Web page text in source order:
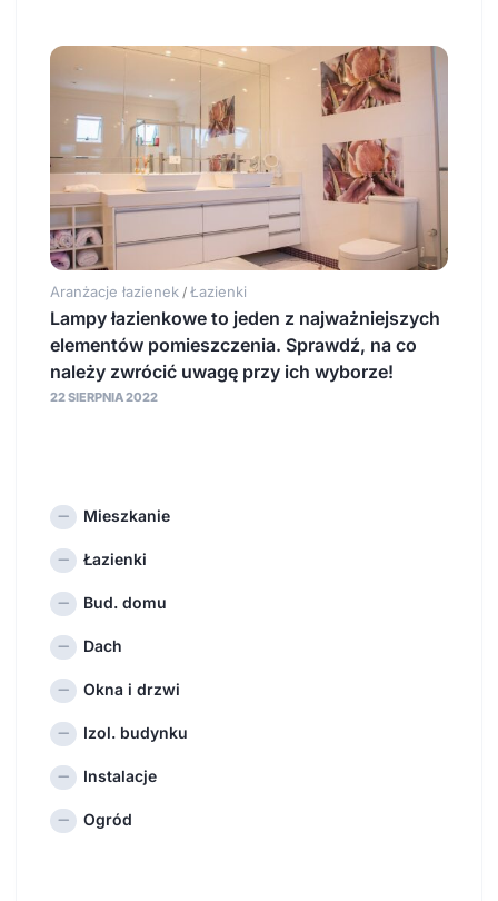
Aranżacje łazienek / Łazienki
Lampy łazienkowe to jeden z najważniejszych
elementów pomieszczenia. Sprawdź, na co
należy zwrócić uwagę przy ich wyborze!
22 SIERPNIA 2022
Mieszkanie
Łazienki
Bud. domu
Dach
Okna i drzwi
Izol. budynku
Instalacje
Ogród